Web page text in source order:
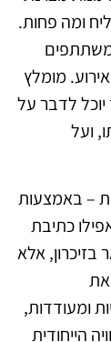
ומה פחות.
מומלץ
יוכל לדבר על
ועל
– באמצעות
כתיבת
בזיכרון, אלא
את
ומעודדות,
הייחודית